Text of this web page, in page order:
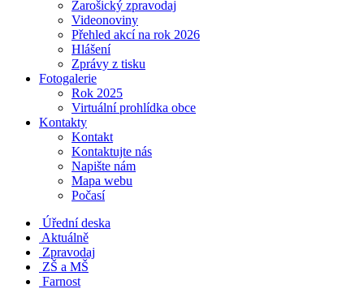
Žarošický zpravodaj
Videonoviny
Přehled akcí na rok 2026
Hlášení
Zprávy z tisku
Fotogalerie
Rok 2025
Virtuální prohlídka obce
Kontakty
Kontakt
Kontaktujte nás
Napište nám
Mapa webu
Počasí
Úřední deska
Aktuálně
Zpravodaj
ZŠ a MŠ
Farnost